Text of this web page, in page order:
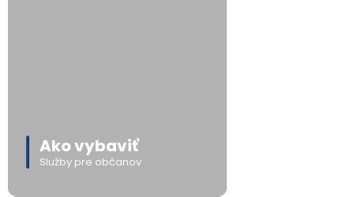
Ako vybaviť
Služby pre občanov